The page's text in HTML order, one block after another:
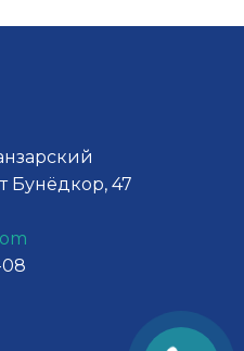
Бунёдкор, 47